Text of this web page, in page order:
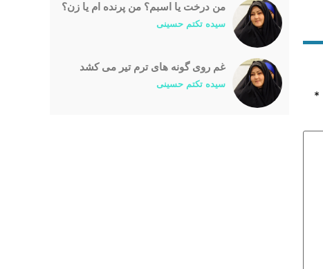
من درخت یا اسبم؟ من پرنده ام یا زن؟
سیده تکتم حسینی
غم روی گونه های ترم تیر می کشد
سیده تکتم حسینی
*